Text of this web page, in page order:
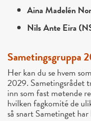
Aina Madelén
Nils Ante Eira
Sametingsgruppa
Her kan du se hvem
2029. Sametingsrådet
inn som fast møtende
hvilken fagkomité de
så snart Sametinget